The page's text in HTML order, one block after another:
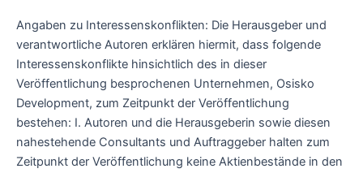
Angaben zu Interessenskonflikten: Die Herausgeber und
verantwortliche Autoren erklären hiermit, dass folgende
Interessenskonflikte hinsichtlich des in dieser
Veröffentlichung besprochenen Unternehmen, Osisko
Development, zum Zeitpunkt der Veröffentlichung
bestehen: I. Autoren und die Herausgeberin sowie diesen
nahestehende Consultants und Auftraggeber halten zum
Zeitpunkt der Veröffentlichung keine Aktienbestände in den